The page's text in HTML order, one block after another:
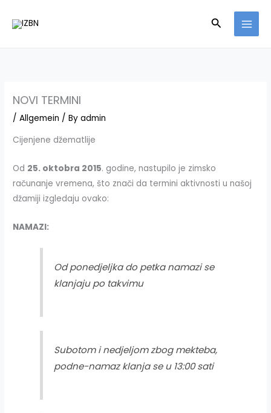
Search
NOVI TERMINI
/Allgemein / Byadmin
Cijenjene džematlije
Od 25. oktobra 2015. godine, nastupilo je zimsko
računanje vremena, što znači da termini aktivnosti u našoj
džamiji izgledaju ovako:
NAMAZI:
Od ponedjeljka do petka namazi se
klanjaju po takvimu
Subotom i nedjeljom zbog mekteba,
podne-namaz klanja se u 13:00 sati